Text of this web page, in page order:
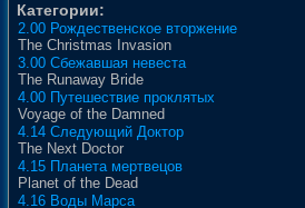
Категории:
2.00 Рождественское вторжение
The Christmas Invasion
3.00 Сбежавшая невеста
The Runaway Bride
4.00 Путешествие проклятых
Voyage of the Damned
4.14 Следующий Доктор
The Next Doctor
4.15 Планета мертвецов
Planet of the Dead
4.16 Воды Марса